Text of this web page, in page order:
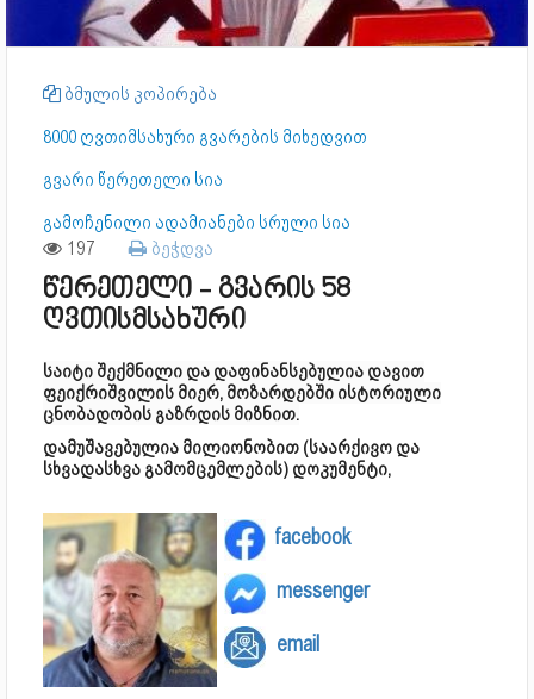
ბმულის კოპირება
8000 ღვთიმსახური გვარების მიხედვით
გვარი წერეთელი სია
გამოჩენილი ადამიანები სრული სია
197 ბეჭდვა
წერეთელი - გვარის 58
ღვთისმსახური
საიტი შექმნილი და დაფინანსებულია დავით
ფეიქრიშვილის მიერ, მოზარდებში ისტორიული
ცნობადობის გაზრდის მიზნით.
დამუშავებულია მილიონობით (საარქივო და
სხვადასხვა გამომცემლების) დოკუმენტი,
facebook
messenger
email